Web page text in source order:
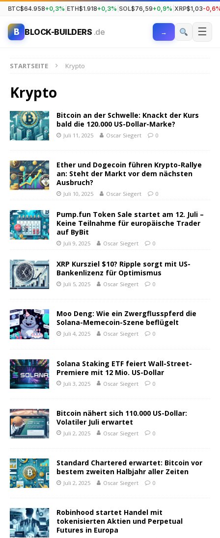
BTC$64.958+0,3% ETH$1.918+0,3% SOL$76,59+0,9% XRP$1,03-
B BLOCK-BUILDERS .de → ☰
STARTSEITE Krypto
Krypto
Bitcoin an der Schwelle: Knackt der Kurs
bald die 120.000 US-Dollar-Marke?
Juli 11, 2025 Oscar Siegert 0
Ether und Dogecoin führen Krypto-Rallye
an: Steht der Markt vor dem nächsten
Ausbruch?
Juli 10, 2025 Oscar Siegert 0
Pump.fun Token Sale startet am 12. Juli –
Keine Teilnahme für europäische Trader
auf ByBit
Juli 9, 2025 Oscar Siegert 0
XRP Kursziel $10? Ripple sorgt mit US-
Bankenlizenz für Optimismus
Juli 5, 2025 Oscar Siegert 0
Moo Deng: Wie ein Zwergflusspferd die
Solana-Memecoin-Szene beflügelt
Juli 4, 2025 Oscar Siegert 0
Solana Staking ETF feiert Wall-Street-
Premiere mit 12 Mio. US-Dollar
Juli 3, 2025 Oscar Siegert 0
Bitcoin nähert sich 110.000 US-Dollar:
Volatiler Juli erwartet
Juli 2, 2025 Oscar Siegert 0
Standard Chartered erwartet: Bitcoin vor
bestem zweiten Halbjahr aller Zeiten
Juli 2, 2025 Oscar Siegert 0
Robinhood startet Handel mit
tokenisierten Aktien und Perpetual
Futures in Europa